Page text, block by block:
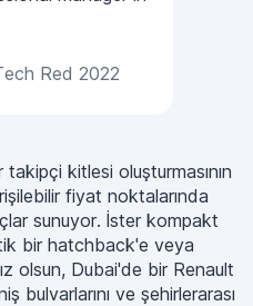
Red 2022
kitlesi oluşturmasının
fiyat noktalarında
sunuyor. İster kompakt
bir hatchback'e veya
olsun, Dubai'de bir Renault
bulvarlarını ve şehirlerarası